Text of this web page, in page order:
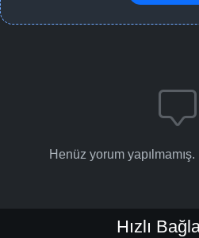
Henüz yorum
Hızlı